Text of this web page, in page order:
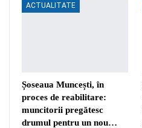
ACTUALITATE
Șoseaua Muncești, în
proces de reabilitare:
muncitorii pregătesc
drumul pentru un nou…